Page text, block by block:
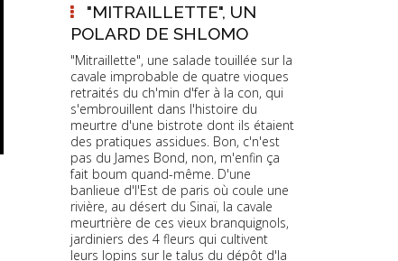
"MITRAILLETTE", UN
POLARD DE SHLOMO
"Mitraillette", une salade touillée sur la
cavale improbable de quatre vioques
retraités du ch'min d'fer à la con, qui
s'embrouillent dans l'histoire du
meurtre d'une bistrote dont ils étaient
des pratiques assidues. Bon, c'n'est
pas du James Bond, non, m'enfin ça
fait boum quand-même. D'une
banlieue d'l'Est de paris où coule une
rivière, au désert du Sinaï, la cavale
meurtrière de ces vieux branquignols,
jardiniers des 4 fleurs qui cultivent
leurs lopins sur le talus du dépôt d'la